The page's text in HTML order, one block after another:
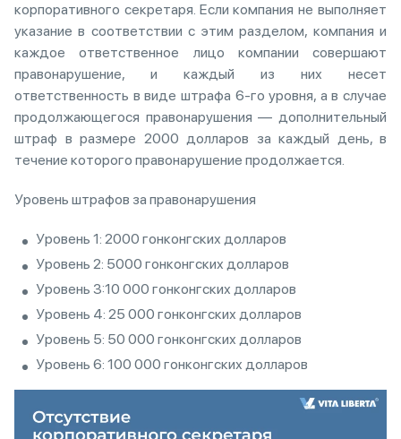
корпоративного секретаря. Если компания не выполняет
указание в соответствии с этим разделом, компания и
каждое ответственное лицо компании совершают
правонарушение, и каждый из них несет
ответственность в виде штрафа 6-го уровня, а в случае
продолжающегося правонарушения — дополнительный
штраф в размере 2000 долларов за каждый день, в
течение которого правонарушение продолжается.
Уровень штрафов за правонарушения
Уровень 1: 2000 гонконгских долларов
Уровень 2: 5000 гонконгских долларов
Уровень 3:10 000 гонконгских долларов
Уровень 4: 25 000 гонконгских долларов
Уровень 5: 50 000 гонконгских долларов
Уровень 6: 100 000 гонконгских долларов